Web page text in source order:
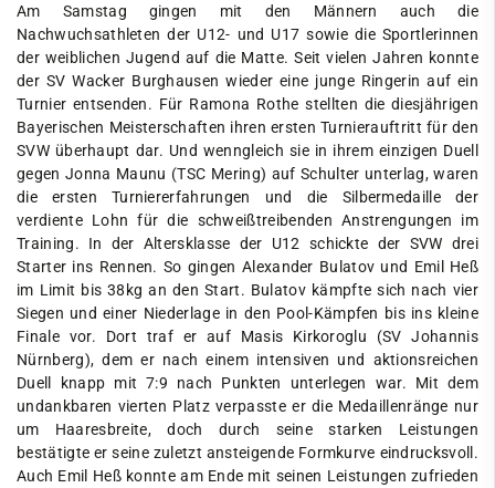
Am Samstag gingen mit den Männern auch die
Nachwuchsathleten der U12- und U17 sowie die Sportlerinnen
der weiblichen Jugend auf die Matte. Seit vielen Jahren konnte
der SV Wacker Burghausen wieder eine junge Ringerin auf ein
Turnier entsenden. Für Ramona Rothe stellten die diesjährigen
Bayerischen Meisterschaften ihren ersten Turnierauftritt für den
SVW überhaupt dar. Und wenngleich sie in ihrem einzigen Duell
gegen Jonna Maunu (TSC Mering) auf Schulter unterlag, waren
die ersten Turniererfahrungen und die Silbermedaille der
verdiente Lohn für die schweißtreibenden Anstrengungen im
Training. In der Altersklasse der U12 schickte der SVW drei
Starter ins Rennen. So gingen Alexander Bulatov und Emil Heß
im Limit bis 38kg an den Start. Bulatov kämpfte sich nach vier
Siegen und einer Niederlage in den Pool-Kämpfen bis ins kleine
Finale vor. Dort traf er auf Masis Kirkoroglu (SV Johannis
Nürnberg), dem er nach einem intensiven und aktionsreichen
Duell knapp mit 7:9 nach Punkten unterlegen war. Mit dem
undankbaren vierten Platz verpasste er die Medaillenränge nur
um Haaresbreite, doch durch seine starken Leistungen
bestätigte er seine zuletzt ansteigende Formkurve eindrucksvoll.
Auch Emil Heß konnte am Ende mit seinen Leistungen zufrieden